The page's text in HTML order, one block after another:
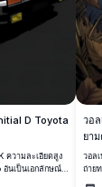
D Toyota
ความละเอียดสูง
อันเป็นเอกลักษณ์
วอ
ยา
วอล
ถ่าย